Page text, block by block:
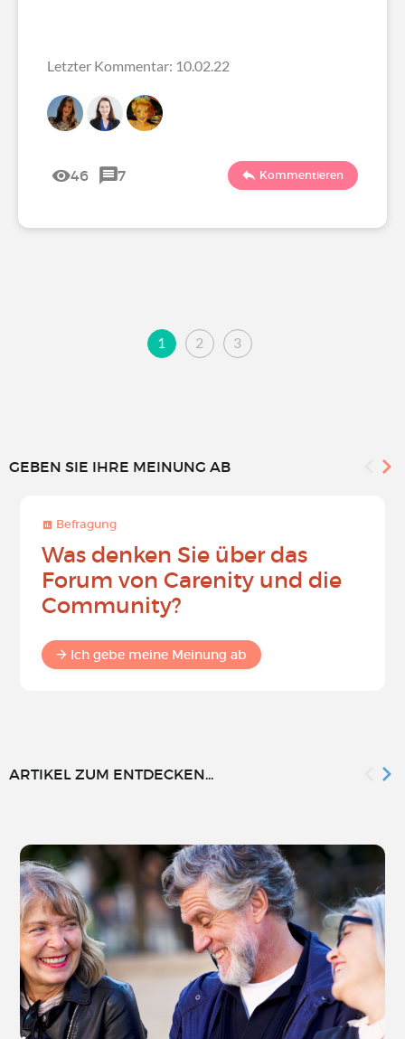
Letzter Kommentar: 10.02.22
46 7 Kommentieren
1 2 3
GEBEN SIE IHRE MEINUNG AB
Befragung
Was denken Sie über das
Forum von Carenity und die
Community?
Ich gebe meine Meinung ab
ARTIKEL ZUM ENTDECKEN...